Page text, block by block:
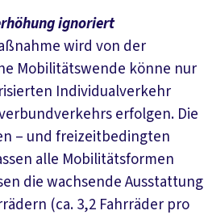
ignoriert
wird von der
Mobilitätswende könne nur
Individualverkehr
erfolgen. Die
– und freizeitbedingten
alle Mobilitätsformen
die wachsende Ausstattung
(ca. 3,2 Fahrräder pro